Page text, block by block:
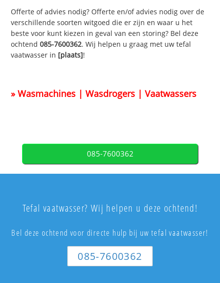
Offerte of advies nodig? Offerte en/of advies nodig over de
verschillende soorten witgoed die er zijn en waar u het
beste voor kunt kiezen in geval van een storing? Bel deze
ochtend085-7600362. Wij helpen u graag met uw tefal
vaatwasser in [plaats]!
» Wasmachines | Wasdrogers | Vaatwassers
085-7600362
Tefal vaatwasser? Wij helpen u deze ochtend!
Bel deze ochtend voor directe hulp bij uw tefal vaatwasser!
085-7600362